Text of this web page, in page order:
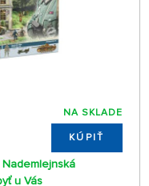
NA SKLADE
KÚPIŤ
u Vás